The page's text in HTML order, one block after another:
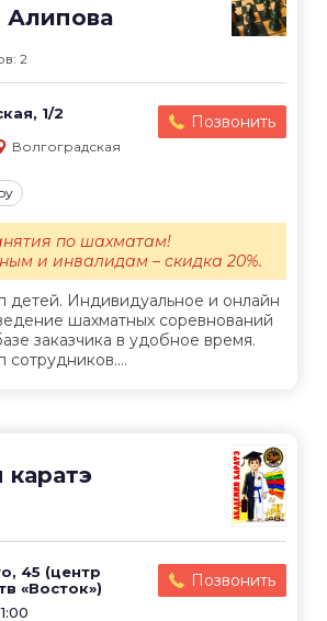
Алипова
2
1/2 Позвонить
Волгоградская
детей. Индивидуальное и онлайн
шахматных соревнований
заказчика в удобное время.
сотрудников....
по шахматам!
и инвалидам – скидка 20%.
45 (центр
«Восток»)
Позвонить